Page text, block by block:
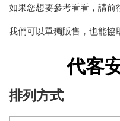
如果您想要參考看看，請前
我們可以單獨販售，也能協
代客
排列方式